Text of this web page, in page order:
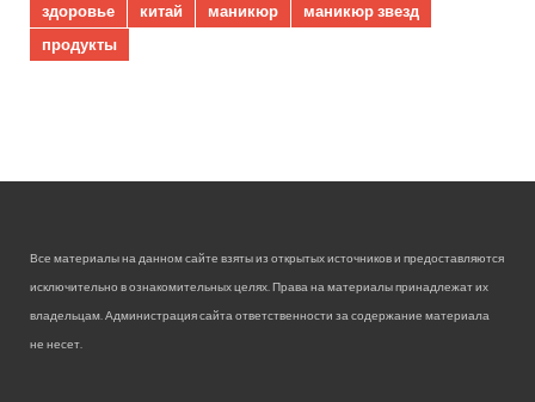
здоровье
китай маникюр
маникюр звезд
продукты
Все материалы на данном сайте взяты из открытых источников и предоставляются
исключительно в ознакомительных целях. Права на материалы принадлежат их
владельцам. Администрация сайта ответственности за содержание материала
не несет.